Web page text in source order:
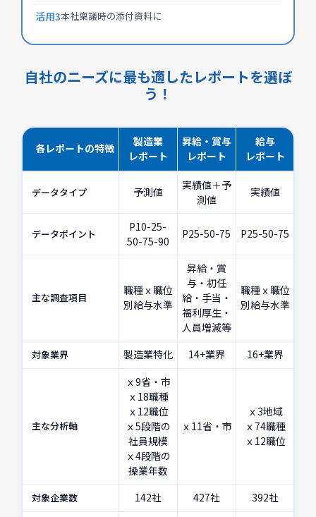
活用3本社稟議時の添付資料に
自社のニーズに最も適したレポートを選ぼ
う！
各レポートの特徴
製造業
レポート
昇給・賞与
レポート
給与
レポート
データタイプ 予測値
実績値＋予
測値
実績値
データポイント
P10-25-
50-75-90
P25-50-75 P25-50-75
主な調査項目
職種ｘ職位
別給与水準
昇給・賞
与・初任
給・手当・
福利厚生・
人員増減等
職種ｘ職位
別給与水準
対象業界 製造業特化 14+業界 16+業界
主な分析軸
ｘ9省・市
ｘ18職種
ｘ12職位
ｘ5段階の
社員規模
ｘ4段階の
操業年数
ｘ11省・市
ｘ3地域
ｘ74職種
ｘ12職位
対象企業数 142社 427社 392社